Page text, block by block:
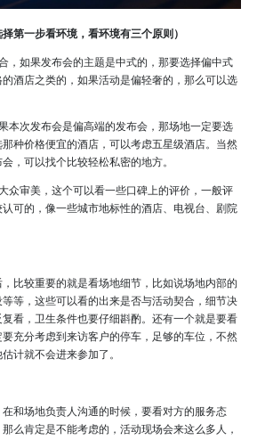
第一步看环境，看环境有三个原则）
，如果发布会的主题是中式的，那要选择偏中式
酒店之类的，如果活动是偏轻奢的，那么可以选
本次发布会是偏高端的发布会，那场地一定要选
种价格便宜的酒店，可以考虑五星级酒店。当然
，可以找个比较轻松私密的地方。
众审美，这个可以看一些口碑上的评价，一般评
可的，像一些城市地标性的酒店、电视台、剧院
比较重要的就是看场地细节，比如说场地内部的
等，这些可以看的出来是否与活动契合，细节决
看，卫生条件也要仔细斟酌。还有一个就是要看
充分考虑到来访客户的停车，足够的车位，不然
计就不会进来参加了。
和场地负责人沟通的时候，要看对方的服务态
么肯定是不能考虑的，活动现场会来这么多人，